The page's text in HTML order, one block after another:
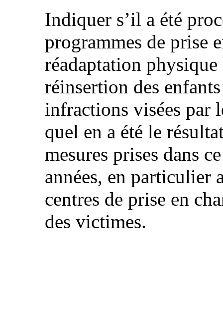
Indiquer s’il a été
programmes de prise
réadaptation
réinsertion des
infractions visées par
quel en a été le
mesures prises dans
années, en particulier
centres de prise en
des victimes.